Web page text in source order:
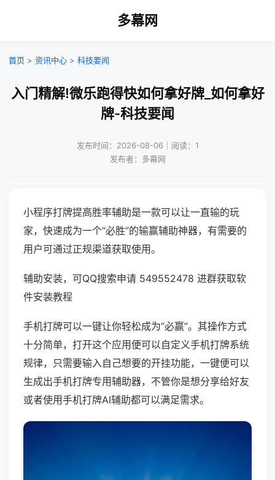
多幕网
首页 > 资讯中心 > 科技要闻
入门精解!微乐跑得快如何拿好牌_如何拿好
牌-科技要闻
发布时间：2026-08-06｜阅读：1
发布者：多幕网
小程序打牌提高胜率辅助是一款可以让一直输的玩
家，快速成为一个“必胜”的输赢辅助神器，有需要的
用户可通过正规渠道获取使用。
辅助安装，可QQ搜索申请 549552478 进群获取软
件安装教程
手机打牌可以一键让你轻松成为“必赢”。其操作方式
十分简单，打开这个应用便可以自定义手机打牌系统
规律，只需要输入自己想要的开挂功能，一键便可以
生成出手机打牌专用辅助器，不管你是想分享给好友
或者使用手机打牌AI辅助都可以满足需求。